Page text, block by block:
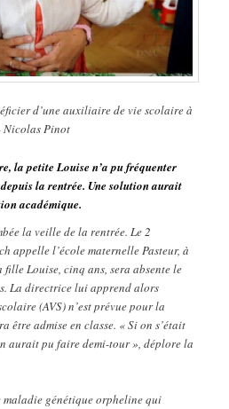
d’une auxiliaire de vie scolaire à
Nicolas Pinot
la petite Louise n’a pu fréquenter
la rentrée. Une solution aurait
académique.
la veille de la rentrée. Le 2
appelle l’école maternelle Pasteur, à
Louise, cinq ans, sera absente le
La directrice lui apprend alors
(AVS) n’est prévue pour la
être admise en classe. « Si on s’était
aurait pu faire demi-tour », déplore la
maladie génétique orpheline qui